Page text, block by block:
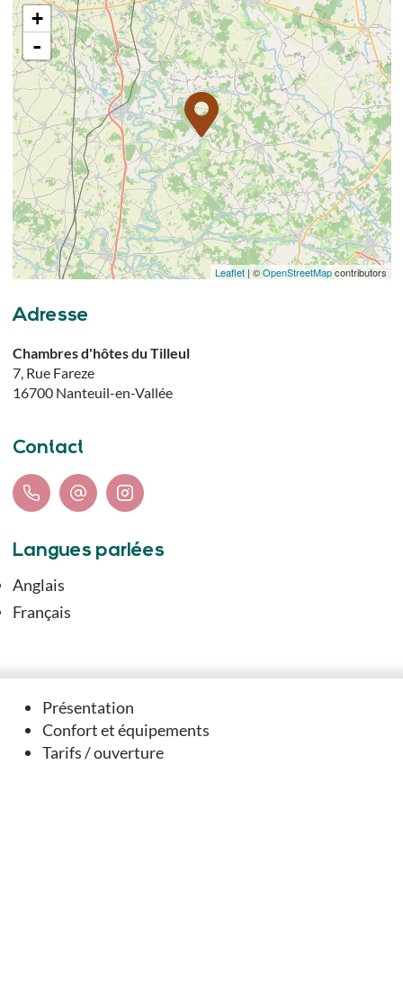
Présentation
Confort et équipements
Tarifs / ouverture
+
-
Leaflet| ©OpenStreetMapcontributors
Adresse
Chambres d'hôtes du Tilleul
7, Rue Fareze
16700 Nanteuil-en-Vallée
Contact
Langues parlées
Anglais
Français
Vous aimerez